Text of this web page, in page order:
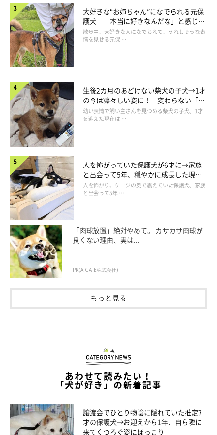
上でゴンドラを降りて、見晴らしのいいところへ行くと、眼下に
見事な雲海が広がっていた。雲海なんて飛行機に乗ったときくら
いしか見たことがないが、こうして眼の前に広がっているのを眺
めるのも、それはそれでいいものだなと思った。
想像以上の楽しい経験
大好きな“お姉ちゃん”になでられる元保
護犬 「本当に好きなんだな」と感じる
表情にほっこり
散歩中、大好きな人になでられて、うれしそうな表
情を見せる元保 …
生後2カ月のあどけない柴犬の子犬→1才
の今は凛々しい姿に！ 変わらない「く
りくりおめめ」にもほっこり
幼い表情で飼い主さんを見つめる柴犬の子犬。1才
を迎えた現在は …
人を怖がっていた保護犬が6才に→家族
と出会って5年、穏やかに成長した現在
の姿にグッとくる
人を怖がり、ケージの奥で震えていた保護犬。家族
と出会って5年 …
「肉球放置」絶対やめて。 カサカサ肉球が
良くない理由、実は...
PR(AIGATE株式会社)
もっと見る
あわせて読みたい！
「犬が好き」の新着記事
譲渡会でひとり物陰に隠れていた推定7
才の保護犬→お迎えから1年、自ら隣に
来てくつろぐ姿にほっこり